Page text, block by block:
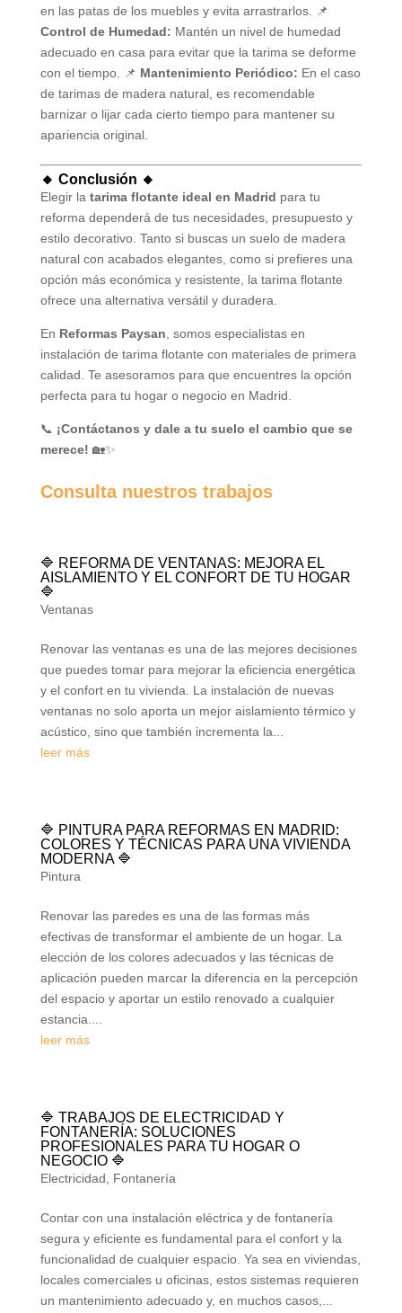
en las patas de los muebles y evita arrastrarlos. 📌
Control de Humedad: Mantén un nivel de humedad
adecuado en casa para evitar que la tarima se deforme
con el tiempo. 📌 Mantenimiento Periódico: En el caso
de tarimas de madera natural, es recomendable
barnizar o lijar cada cierto tiempo para mantener su
apariencia original.
🔸 Conclusión 🔸
Elegir la tarima flotante ideal en Madrid para tu
reforma dependerá de tus necesidades, presupuesto y
estilo decorativo. Tanto si buscas un suelo de madera
natural con acabados elegantes, como si prefieres una
opción más económica y resistente, la tarima flotante
ofrece una alternativa versátil y duradera.
En Reformas Paysan , somos especialistas en
instalación de tarima flotante con materiales de primera
calidad. Te asesoramos para que encuentres la opción
perfecta para tu hogar o negocio en Madrid.
📞 ¡Contáctanos y dale a tu suelo el cambio que se
merece! 🏡✨
Consulta nuestros trabajos
🔷 REFORMA DE VENTANAS: MEJORA EL
AISLAMIENTO Y EL CONFORT DE TU HOGAR
🔷
Ventanas
Renovar las ventanas es una de las mejores decisiones
que puedes tomar para mejorar la eficiencia energética
y el confort en tu vivienda. La instalación de nuevas
ventanas no solo aporta un mejor aislamiento térmico y
acústico, sino que también incrementa la...
leer más
🔷 PINTURA PARA REFORMAS EN MADRID:
COLORES Y TÉCNICAS PARA UNA VIVIENDA
MODERNA 🔷
Pintura
Renovar las paredes es una de las formas más
efectivas de transformar el ambiente de un hogar. La
elección de los colores adecuados y las técnicas de
aplicación pueden marcar la diferencia en la percepción
del espacio y aportar un estilo renovado a cualquier
estancia....
leer más
🔷 TRABAJOS DE ELECTRICIDAD Y
FONTANERÍA: SOLUCIONES
PROFESIONALES PARA TU HOGAR O
NEGOCIO 🔷
Electricidad Fontanería
Contar con una instalación eléctrica y de fontanería
segura y eficiente es fundamental para el confort y la
funcionalidad de cualquier espacio. Ya sea en viviendas,
locales comerciales u oficinas, estos sistemas requieren
un mantenimiento adecuado y, en muchos casos,...